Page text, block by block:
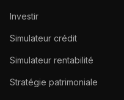
Investir
Simulateur crédit
Simulateur rentabilité
Stratégie patrimoniale